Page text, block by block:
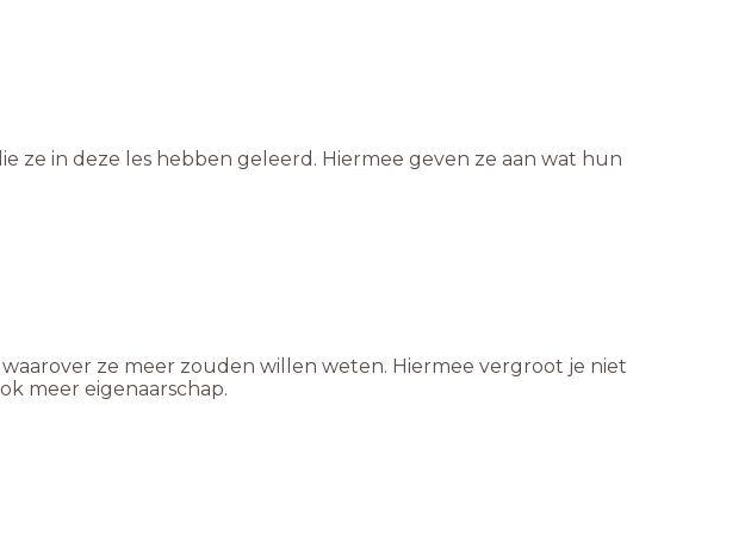
ze in deze les hebben geleerd. Hiermee geven ze aan wat hun
ze meer zouden willen weten. Hiermee vergroot je niet
meer eigenaarschap.